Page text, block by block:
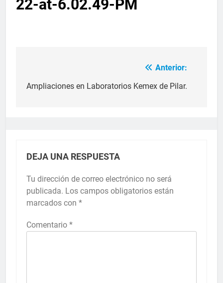
22-at-6.02.49-PM
Anterior:
Ampliaciones en Laboratorios Kemex de Pilar.
DEJA UNA RESPUESTA
Tu dirección de correo electrónico no será
publicada. Los campos obligatorios están
marcados con *
Comentario *